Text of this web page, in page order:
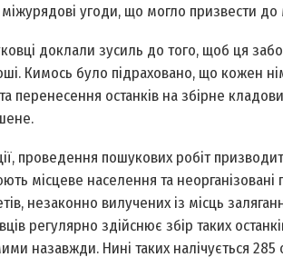
угоди, що могло призвести
доклали зусиль до того, щоб ця
Кимось було підраховано, що кожен
перенесення останків на збірне
проведення пошукових робіт
місцеве населення та неорганізовані
незаконно вилучених із місць
регулярно здійснює збір таких
назавжди. Нині таких налічується 285